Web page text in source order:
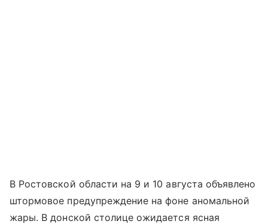
В Ростовской области на 9 и 10 августа объявлено
штормовое предупреждение на фоне аномальной
жары. В донской столице ожидается ясная